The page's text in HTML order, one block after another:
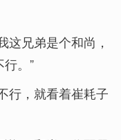
这兄弟是个和尚，
。”
行，就看着崔耗子